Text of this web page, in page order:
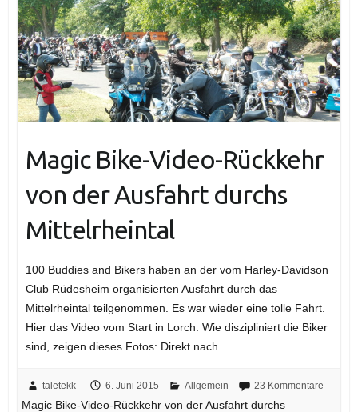
Magic Bike-Video-Rückkehr
von der Ausfahrt durchs
Mittelrheintal
100 Buddies and Bikers haben an der vom Harley-Davidson
Club Rüdesheim organisierten Ausfahrt durch das
Mittelrheintal teilgenommen. Es war wieder eine tolle Fahrt.
Hier das Video vom Start in Lorch: Wie diszipliniert die Biker
sind, zeigen dieses Fotos: Direkt nach…
taletekk 6. Juni 2015 Allgemein 23 Kommentare
Magic Bike-Video-Rückkehr von der Ausfahrt durchs